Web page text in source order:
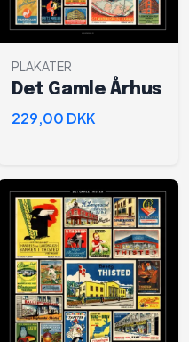
PLAKATER
Det Gamle Århus
229,00 DKK